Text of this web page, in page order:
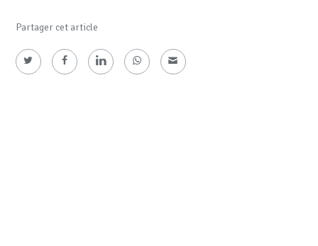
Partager cet article